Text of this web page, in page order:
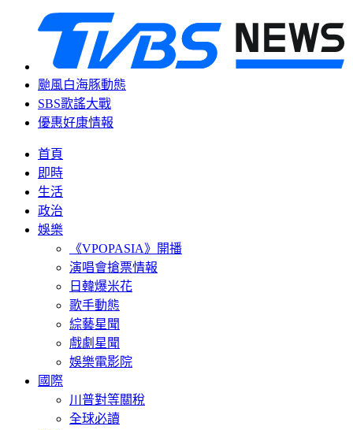
颱風白海豚動態
SBS歌謠大戰
優惠好康情報
首頁
即時
生活
政治
娛樂
《VPOPASIA》開播
演唱會搶票情報
日韓爆米花
歌手動態
綜藝星聞
戲劇星聞
娛樂電影院
國際
川普對等關稅
全球必讀